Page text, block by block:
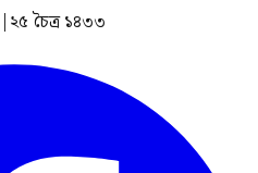
| ২৫ চৈত্র ১৪৩৩